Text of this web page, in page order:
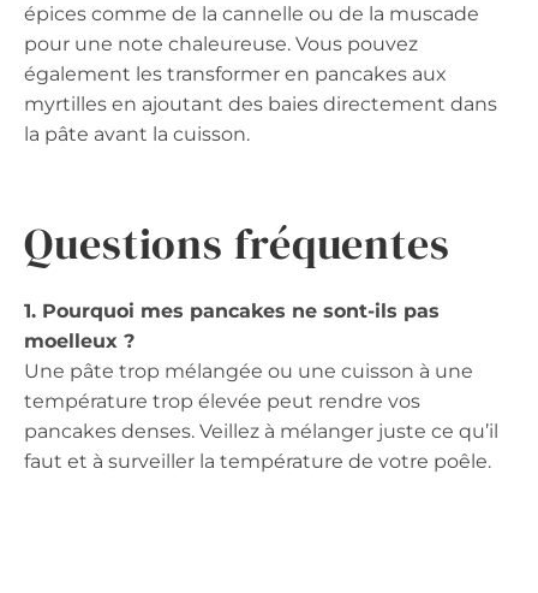
épices comme de la cannelle ou de la muscade
pour une note chaleureuse. Vous pouvez
également les transformer en pancakes aux
myrtilles en ajoutant des baies directement dans
la pâte avant la cuisson.
Questions fréquentes
1. Pourquoi mes pancakes ne sont-ils pas
moelleux ?
Une pâte trop mélangée ou une cuisson à une
température trop élevée peut rendre vos
pancakes denses. Veillez à mélanger juste ce qu’il
faut et à surveiller la température de votre poêle.